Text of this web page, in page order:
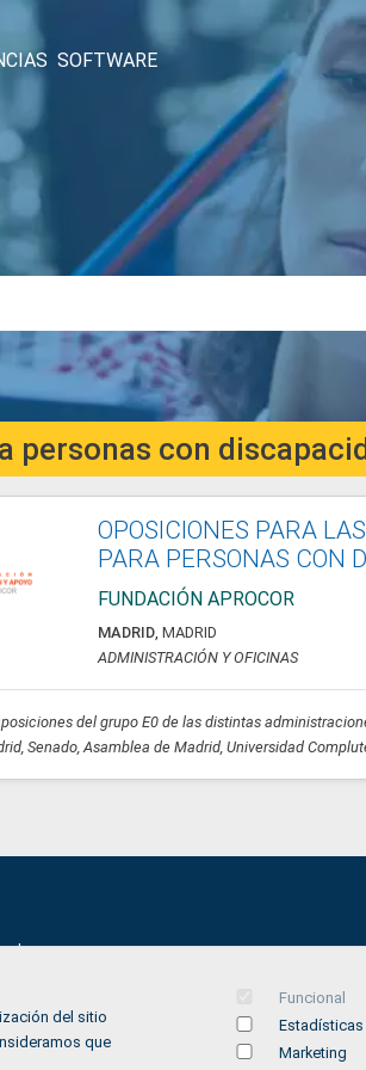
SOFTWARE
personas con
OPOSICIONES PARA
PARA PERSONAS CON
FUNDACIÓN APROCOR
MADRID,MADRID
ADMINISTRACIÓN Y OFICINAS
del grupo E0 de las distintas
Senado, Asamblea de Madrid, Universidad
Cookiesdel sitio
que
Funcional
Estadísticas
Marketing